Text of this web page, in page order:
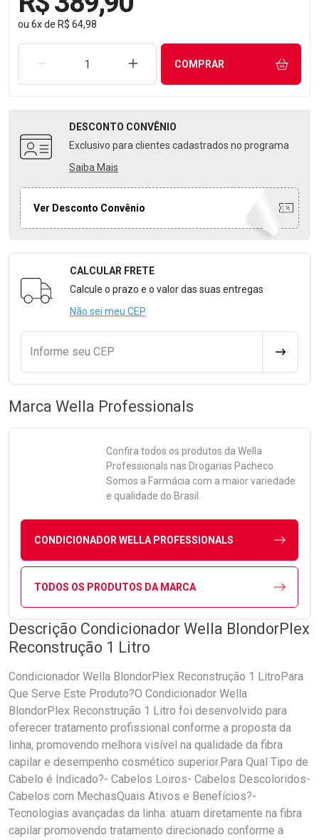
ou 6xde R$ 64,98
REMOVER UMA UNIDADEAUMENTAR UMA UNIDADE
COMPRAR
DESCONTO CONVÊNIO
Exclusivo para clientes cadastrados no programa
Saiba Mais
Ver Desconto Convênio
Formulário para Calcular o Frete
CALCULAR FRETE
Calcule o prazo e o valor das suas entregas
Não sei meu CEP
Informe seu CEP
Marca Wella Professionals
Confira todos os produtos da Wella
Professionals nas Drogarias Pacheco.
Somos a Farmácia com a maior variedade
e qualidade do Brasil.
CONDICIONADOR WELLA PROFESSIONALS
TODOS OS PRODUTOS DA MARCA
Descrição Condicionador Wella BlondorPlex
Reconstrução 1 Litro
Condicionador Wella BlondorPlex Reconstrução 1 LitroPara
Que Serve Este Produto?O Condicionador Wella
BlondorPlex Reconstrução 1 Litro foi desenvolvido para
oferecer tratamento profissional conforme a proposta da
linha, promovendo melhora visível na qualidade da fibra
capilar e desempenho cosmético superior.Para Qual Tipo de
Cabelo é Indicado?- Cabelos Loiros- Cabelos Descoloridos-
Cabelos com MechasQuais Ativos e Benefícios?-
Tecnologias avançadas da linha: atuam diretamente na fibra
capilar promovendo tratamento direcionado conforme a